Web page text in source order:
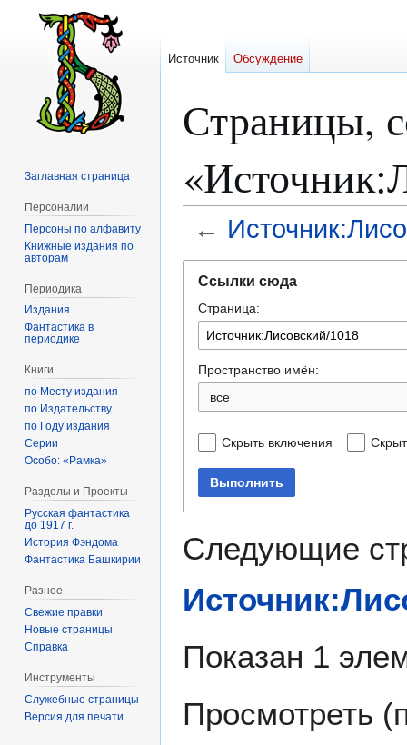
Страницы,
←
навигации
поиску
Ссылки сюда
Страница:
Пространство имён:
все
Скрыть включения
Выполнить
Следующие
Показан 1
Просмотреть (
Источник Обсуждение
Заглавная страница
Персоналии
Персоны по алфавиту
Книжные издания по
авторам
Периодика
Издания
Фантастика в
периодике
Книги
по Месту издания
по Издательству
по Году издания
Серии
Особо: «Рамка»
Разделы и Проекты
Русская фантастика
до 1917 г.
История Фэндома
Фантастика Башкирии
Разное
Свежие правки
Новые страницы
Справка
Инструменты
Служебные страницы
Версия для печати